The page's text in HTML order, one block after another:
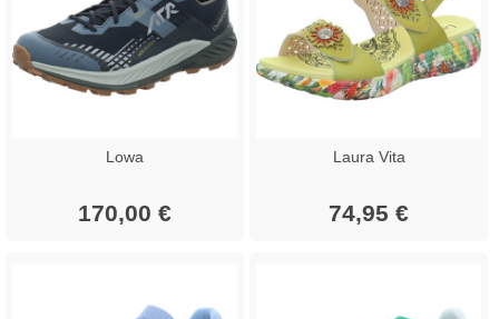
Lowa
170,00 €
Laura Vita
74,95 €